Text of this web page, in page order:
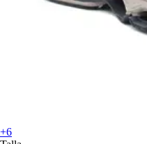
+6